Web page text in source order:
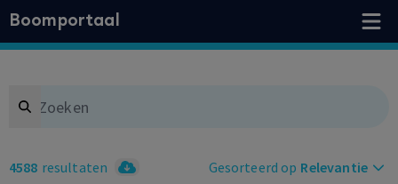
Boomportaal
Search
4588 resultaten Gesorteerd op Relevantie